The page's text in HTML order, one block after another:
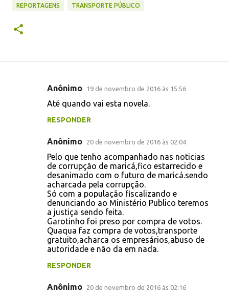
REPORTAGENS TRANSPORTE PÚBLICO
Anônimo 19 de novembro de 2016 às 15:56
Até quando vai esta novela.
RESPONDER
Anônimo 20 de novembro de 2016 às 02:04
Pelo que tenho acompanhado nas noticias
de corrupção de maricá,fico estarrecido e
desanimado com o futuro de maricá.sendo
acharcada pela corrupção.
Só com a população fiscalizando e
denunciando ao Ministério Publico teremos
a justiça sendo feita.
Garotinho foi preso por compra de votos.
Quaqua faz compra de votos,transporte
gratuito,acharca os empresários,abuso de
autoridade e não da em nada.
RESPONDER
Anônimo 20 de novembro de 2016 às 02:16